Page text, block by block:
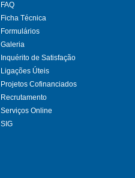
FAQ
Ficha Técnica
Formulários
Galeria
Inquérito de Satisfação
Ligações Úteis
Projetos Cofinanciados
Recrutamento
Serviços Online
SIG